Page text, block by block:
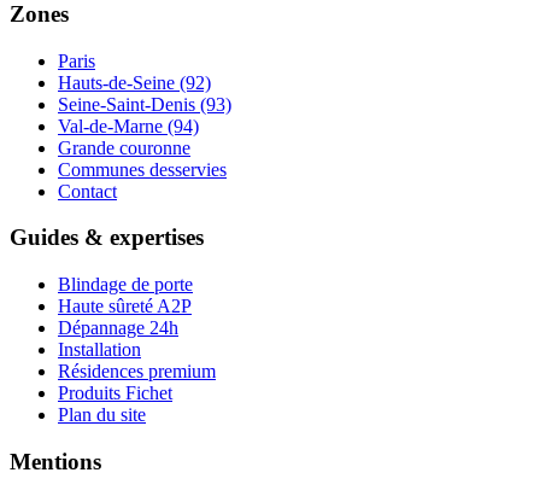
Zones
Paris
Hauts-de-Seine (92)
Seine-Saint-Denis (93)
Val-de-Marne (94)
Grande couronne
Communes desservies
Contact
Guides & expertises
Blindage de porte
Haute sûreté A2P
Dépannage 24h
Installation
Résidences premium
Produits Fichet
Plan du site
Mentions